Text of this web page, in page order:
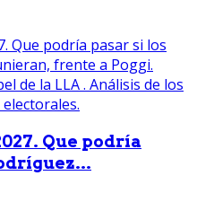
Que podría